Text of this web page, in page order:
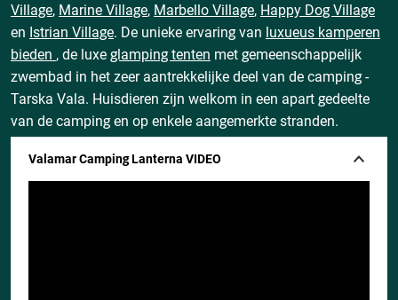
Village, Marine Village, Marbello Village, Happy Dog Village
en Istrian Village. De unieke ervaring van luxueus kamperen
bieden , de luxe glamping tenten met gemeenschappelijk
zwembad in het zeer aantrekkelijke deel van de camping -
Tarska Vala. Huisdieren zijn welkom in een apart gedeelte
van de camping en op enkele aangemerkte stranden.
Valamar Camping Lanterna VIDEO